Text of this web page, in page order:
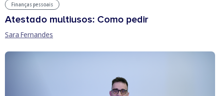
Finanças pessoais
Atestado multiusos: Como pedir
Sara Fernandes